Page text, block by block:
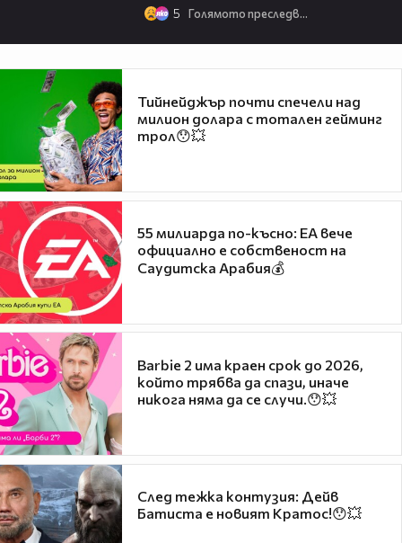
5 Голямото преследване
Тийнейджър почти спечели над
милион долара с тотален гейминг
трол😯💥
55 милиарда по-късно: EA вече
официално е собственост на
Саудитска Арабия💰
Barbie 2 има краен срок до 2026,
който трябва да спази, иначе
никога няма да се случи.😯💥
След тежка контузия: Дейв
Батиста е новият Кратос!😯💥